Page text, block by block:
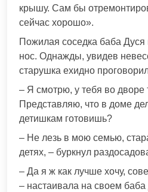
крышу. Сам бы
сейчас хорошо».
Пожилая соседка баба Дуся
нос. Однажды, увидев
старушка ехидно
– Я смотрю, у тебя во дворе
Представляю, что в доме
детишкам готовишь?
– Не лезь в мою семью,
детях, – буркнул
– Да я ж как лучше хочу,
– настаивала на своем